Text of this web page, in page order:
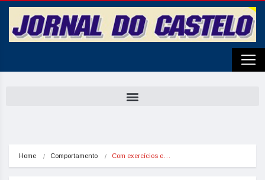
Home Comportamento Com exercícios e…